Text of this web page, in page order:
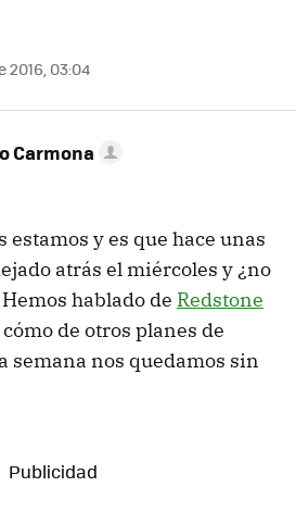
2016, 03:04
Carmona
estamos y es que hace unas
atrás el miércoles y ¿no
hablado de Redstone
de otros planes de
semana nos quedamos sin